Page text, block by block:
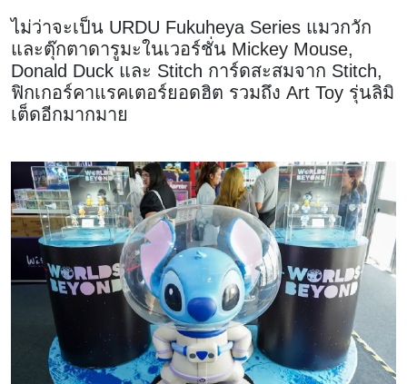
ไม่ว่าจะเป็น URDU Fukuheya Series แมวกวัก
และตุ๊กตาดารูมะในเวอร์ชั่น Mickey Mouse,
Donald Duck และ Stitch การ์ดสะสมจาก Stitch,
ฟิกเกอร์คาแรคเตอร์ยอดฮิต รวมถึง Art Toy รุ่นลิมิ
เต็ดอีกมากมาย